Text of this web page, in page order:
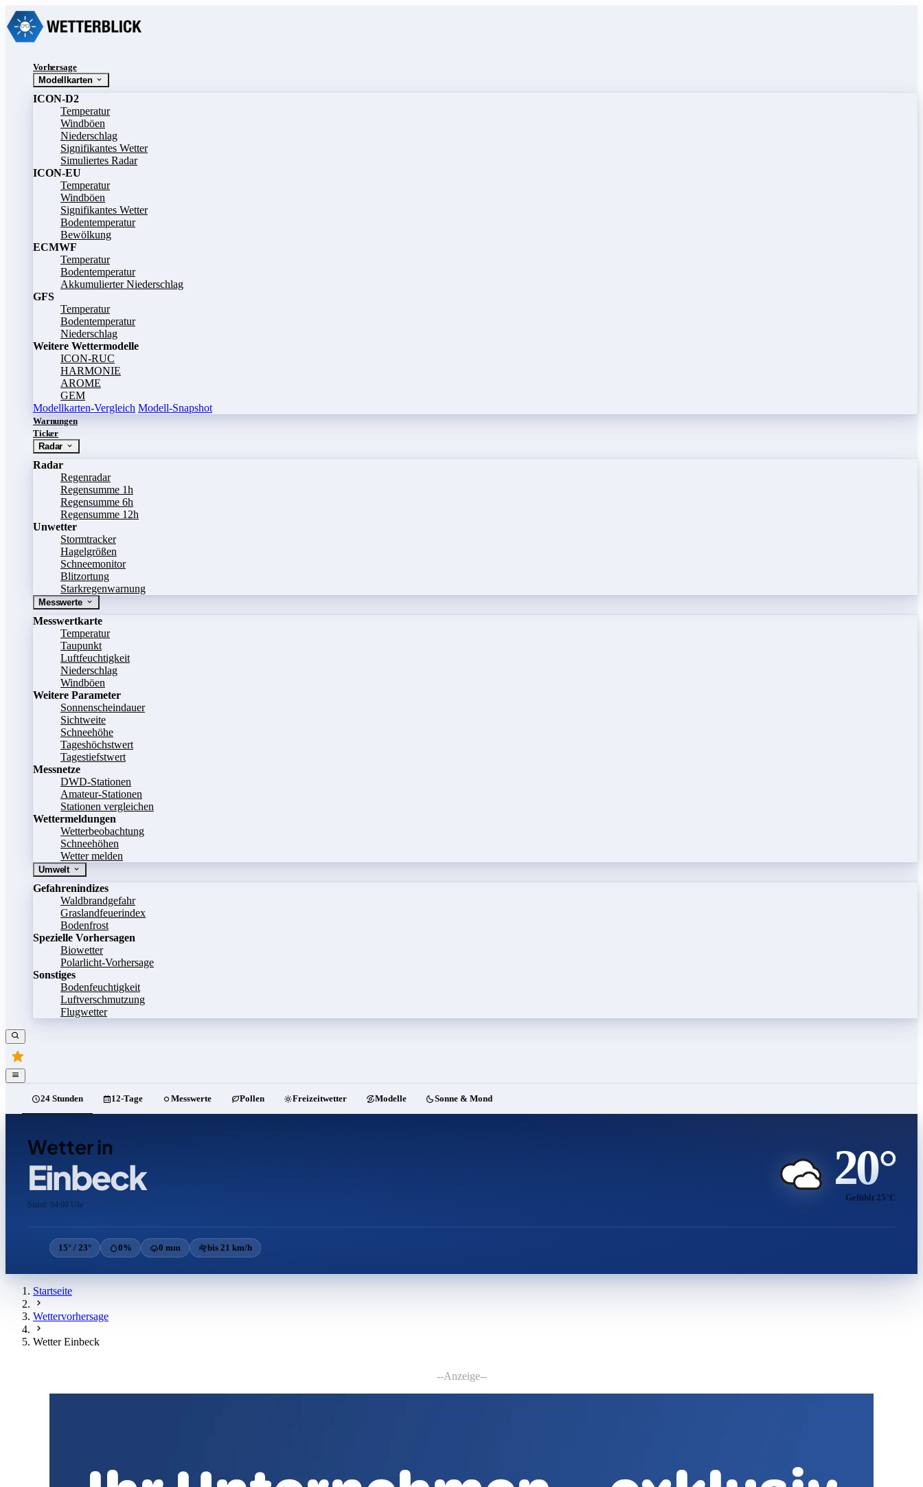
Vorhersage
Modellkarten
ICON-D2
Temperatur
Windböen
Niederschlag
Signifikantes Wetter
Simuliertes Radar
ICON-EU
Temperatur
Windböen
Signifikantes Wetter
Bodentemperatur
Bewölkung
ECMWF
Temperatur
Bodentemperatur
Akkumulierter Niederschlag
GFS
Temperatur
Bodentemperatur
Niederschlag
Weitere Wettermodelle
ICON-RUC
HARMONIE
AROME
GEM
Modellkarten-Vergleich Modell-Snapshot
Warnungen
Ticker
Radar
Radar
Regenradar
Regensumme 1h
Regensumme 6h
Regensumme 12h
Unwetter
Stormtracker
Hagelgrößen
Schneemonitor
Blitzortung
Starkregenwarnung
Messwerte
Messwertkarte
Temperatur
Taupunkt
Luftfeuchtigkeit
Niederschlag
Windböen
Weitere Parameter
Sonnenscheindauer
Sichtweite
Schneehöhe
Tageshöchstwert
Tagestiefstwert
Messnetze
DWD-Stationen
Amateur-Stationen
Stationen vergleichen
Wettermeldungen
Wetterbeobachtung
Schneehöhen
Wetter melden
Umwelt
Gefahrenindizes
Waldbrandgefahr
Graslandfeuerindex
Bodenfrost
Spezielle Vorhersagen
Biowetter
Polarlicht-Vorhersage
Sonstiges
Bodenfeuchtigkeit
Luftverschmutzung
Flugwetter
24 Stunden 12-Tage Messwerte Pollen Freizeitwetter Modelle Sonne & Mond
Wetter in
Einbeck
Stand: 04:00 Uhr
20°
Gefühlt 25°C
15° / 23° 0% 0 mm bis 21 km/h
Startseite
Wettervorhersage
Wetter Einbeck
--Anzeige--